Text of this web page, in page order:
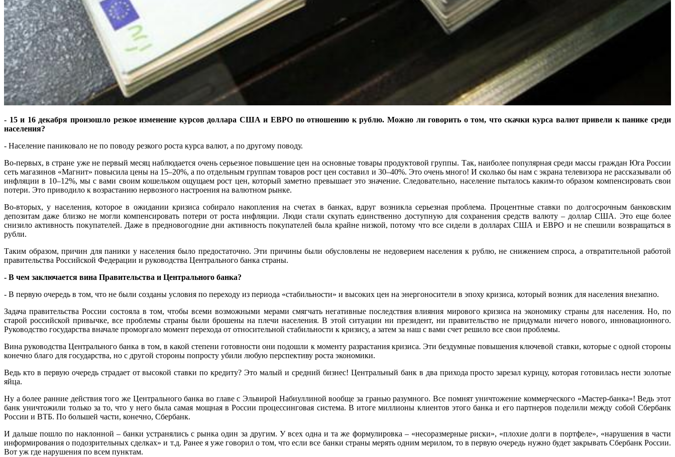
- 15 и 16 декабря произошло резкое изменение курсов доллара США и ЕВРО по отношению к рублю. Можно ли говорить о том, что скачки курса валют привели к панике среди
населения?
- Население паниковало не по поводу резкого роста курса валют, а по другому поводу.
Во-первых, в стране уже не первый месяц наблюдается очень серьезное повышение цен на основные товары продуктовой группы. Так, наиболее популярная среди массы граждан Юга России
сеть магазинов «Магнит» повысила цены на 15–20%, а по отдельным группам товаров рост цен составил и 30–40%. Это очень много! И сколько бы нам с экрана телевизора не рассказывали об
инфляции в 10–12%, мы с вами своим кошельком ощущаем рост цен, который заметно превышает это значение. Следовательно, население пыталось каким-то образом компенсировать свои
потери. Это приводило к возрастанию нервозного настроения на валютном рынке.
Во-вторых, у населения, которое в ожидании кризиса собирало накопления на счетах в банках, вдруг возникла серьезная проблема. Процентные ставки по долгосрочным банковским
депозитам даже близко не могли компенсировать потери от роста инфляции. Люди стали скупать единственно доступную для сохранения средств валюту – доллар США. Это еще более
снизило активность покупателей. Даже в предновогодние дни активность покупателей была крайне низкой, потому что все сидели в долларах США и ЕВРО и не спешили возвращаться в
рубли.
Таким образом, причин для паники у населения было предостаточно. Эти причины были обусловлены не недоверием населения к рублю, не снижением спроса, а отвратительной работой
правительства Российской Федерации и руководства Центрального банка страны.
- В чем заключается вина Правительства и Центрального банка?
- В первую очередь в том, что не были созданы условия по переходу из периода «стабильности» и высоких цен на энергоносители в эпоху кризиса, который возник для населения внезапно.
Задача правительства России состояла в том, чтобы всеми возможными мерами смягчать негативные последствия влияния мирового кризиса на экономику страны для населения. Но, по
старой российской привычке, все проблемы страны были брошены на плечи населения. В этой ситуации ни президент, ни правительство не придумали ничего нового, инновационного.
Руководство государства вначале проморгало момент перехода от относительной стабильности к кризису, а затем за наш с вами счет решило все свои проблемы.
Вина руководства Центрального банка в том, в какой степени готовности они подошли к моменту разрастания кризиса. Эти бездумные повышения ключевой ставки, которые с одной стороны
конечно благо для государства, но с другой стороны попросту убили любую перспективу роста экономики.
Ведь кто в первую очередь страдает от высокой ставки по кредиту? Это малый и средний бизнес! Центральный банк в два прихода просто зарезал курицу, которая готовилась нести золотые
яйца.
Ну а более ранние действия того же Центрального банка во главе с Эльвирой Набиуллиной вообще за гранью разумного. Все помнят уничтожение коммерческого «Мастер-банка»! Ведь этот
банк уничтожили только за то, что у него была самая мощная в России процессинговая система. В итоге миллионы клиентов этого банка и его партнеров поделили между собой Сбербанк
России и ВТБ. По большей части, конечно, Сбербанк.
И дальше пошло по наклонной – банки устранялись с рынка один за другим. У всех одна и та же формулировка – «несоразмерные риски», «плохие долги в портфеле», «нарушения в части
информирования о подозрительных сделках» и т.д. Ранее я уже говорил о том, что если все банки страны мерять одним мерилом, то в первую очередь нужно будет закрывать Сбербанк России.
Вот уж где нарушения по всем пунктам.